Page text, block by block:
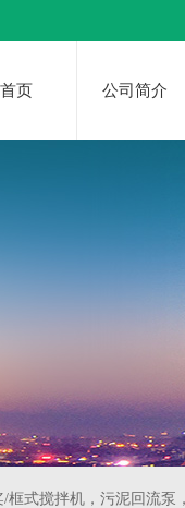
首页 公司简介
机，污泥回流泵，格栅除